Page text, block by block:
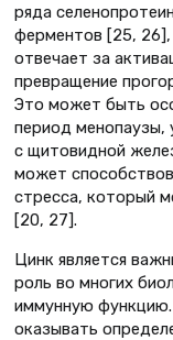
ряда
ферментов [25, 26],
отвечает за
превращение
Это может быть
период менопаузы,
с щитовидной
может
стресса, который
[20, 27].
Цинк является
роль во многих
иммунную
оказывать